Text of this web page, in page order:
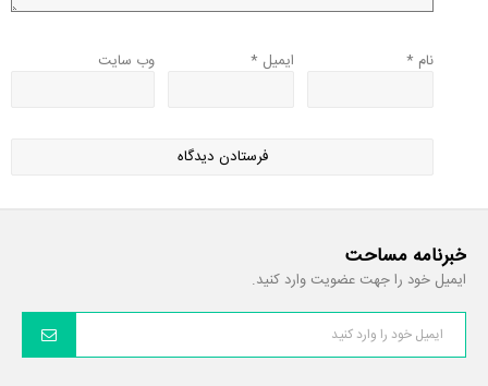
نام * ایمیل * وب‌ سایت
خبرنامه مساحت
ایمیل خود را جهت عضویت وارد کنید.